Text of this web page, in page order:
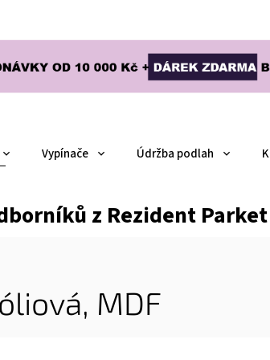
Vypínače Údržba podlah
z Rezident Parket
MDF